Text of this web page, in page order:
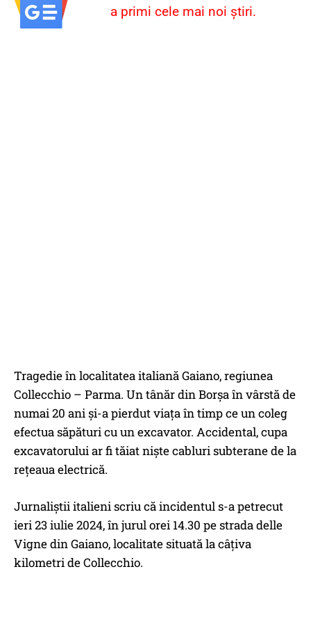
a primi cele mai noi știri.
Tragedie în localitatea italiană Gaiano, regiunea
Collecchio – Parma. Un tânăr din Borșa în vârstă de
numai 20 ani și-a pierdut viața în timp ce un coleg
efectua săpături cu un excavator. Accidental, cupa
excavatorului ar fi tăiat niște cabluri subterane de la
rețeaua electrică.
Jurnaliștii italieni scriu că incidentul s-a petrecut
ieri 23 iulie 2024, în jurul orei 14.30 pe strada delle
Vigne din Gaiano, localitate situată la câțiva
kilometri de Collecchio.